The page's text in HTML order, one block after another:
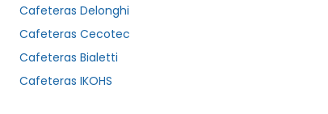
Cafeteras Delonghi
Cafeteras Cecotec
Cafeteras Bialetti
Cafeteras IKOHS